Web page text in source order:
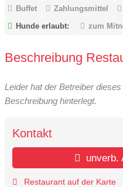
Buffet
Zahlungsmittel
Hunde erlaubt:
zum
Beschreibung
Leider hat der Betreiber
Beschreibung hinterlegt.
Kontakt
unverb.
Restaurant auf der Karte